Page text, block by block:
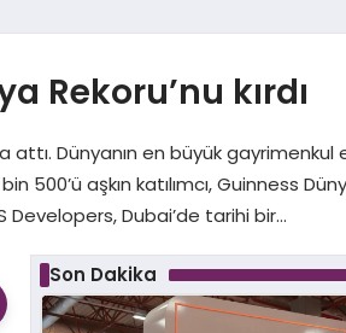
Rekoru’nu kırdı
Dünyanın en büyük gayrimenkul
500’ü aşkın katılımcı, Guinness
Developers, Dubai’de tarihi bir…
Son Dakika